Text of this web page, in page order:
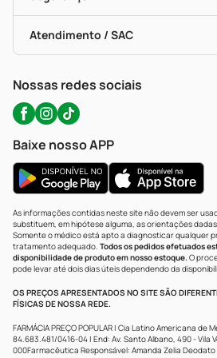
Troca E Devolução
Bulas De A A Z
Políticas De Marketplace
Testes Rápidos
Autoteste Covid-19
Certificado De Segurança
Portal Da Privacidade
Atendimento / SAC
WhatsApp (47) 9202-1687
Nossas redes sociais
Baixe nosso APP
As informações contidas neste site não devem ser
substituem, em hipótese alguma, as orientações
Somente o médico está apto a diagnosticar qualquer
tratamento adequado. Todos os pedidos efetuados
disponibilidade de produto em nosso estoque.O
pode levar até dois dias úteis dependendo da
OS PREÇOS APRESENTADOS NO SITE SÃO
FÍSICAS DE NOSSA REDE.
FARMÁCIA PREÇO POPULAR | Cia Latino Americana de
84.683.481/0416-04 | End: Av. Santo Albano, 490 - Vila
000Farmacêutica Responsável: Amanda Zelia Deodato |